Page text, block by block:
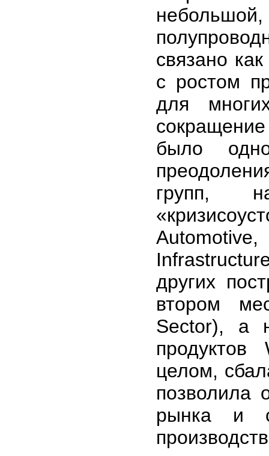
небольшой,
связано
с ростом
для
было
групп,
других
втором
Sector), а
продуктов
целом,
позволила
рынка и